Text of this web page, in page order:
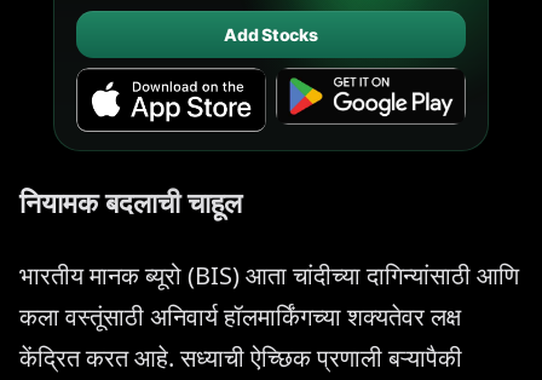
Add Stocks
नियामक बदलाची चाहूल
भारतीय मानक ब्यूरो (BIS) आता चांदीच्या दागिन्यांसाठी आणि
कला वस्तूंसाठी अनिवार्य हॉलमार्किंगच्या शक्यतेवर लक्ष
केंद्रित करत आहे. सध्याची ऐच्छिक प्रणाली बऱ्यापैकी